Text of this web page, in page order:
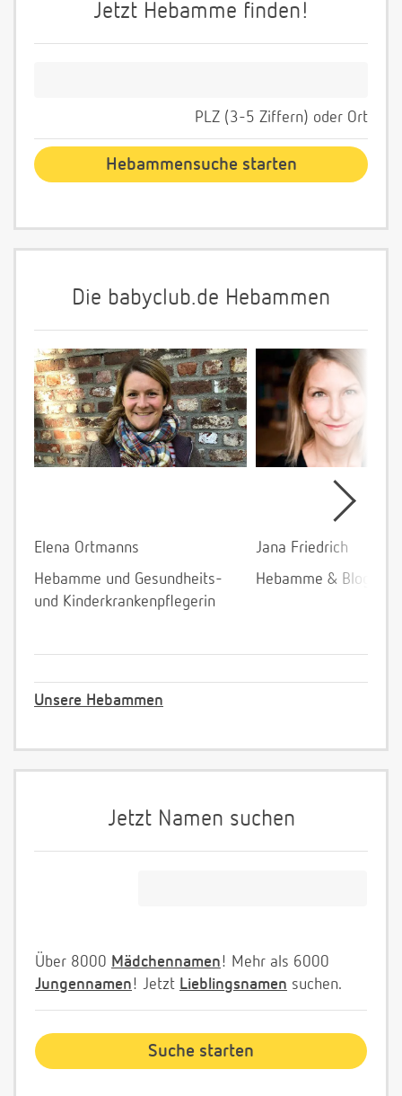
Jetzt Hebamme finden!
PLZ (3-5 Ziffern) oder Ort
Die babyclub.de Hebammen
Elena Ortmanns
Hebamme und Gesundheits-
und Kinderkrankenpflegerin
Jana Friedrich
Hebamme &
Unsere Hebammen
Jetzt Namen suchen
Über 8000 Mädchennamen! Mehr als 6000
Jungennamen! Jetzt Lieblingsnamen suchen.